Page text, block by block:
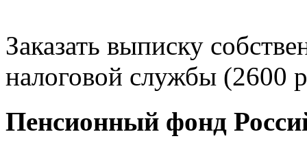
Заказать выписку
налоговой службы (2600
Пенсионный фонд